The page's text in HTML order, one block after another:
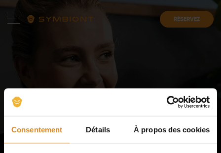
Consentement Détails À propos des cookies
RÉSERVEZ
Votre
expérience EMS
personnalisédans nos
studios